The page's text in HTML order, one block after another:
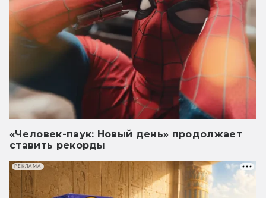
«Человек-паук: Новый день» продолжает
ставить рекорды
РЕКЛАМА